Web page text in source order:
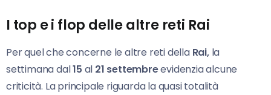
I top e i flop delle altre reti Rai
Per quel che concerne le altre reti della Rai,la
settimana dal15 al 21 settembreevidenzia alcune
criticità. La principale riguarda la quasi totalità